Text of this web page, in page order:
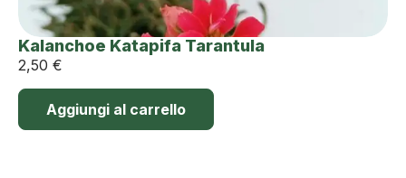
Kalanchoe Katapifa Tarantula
2,50 €
Aggiungi al carrello